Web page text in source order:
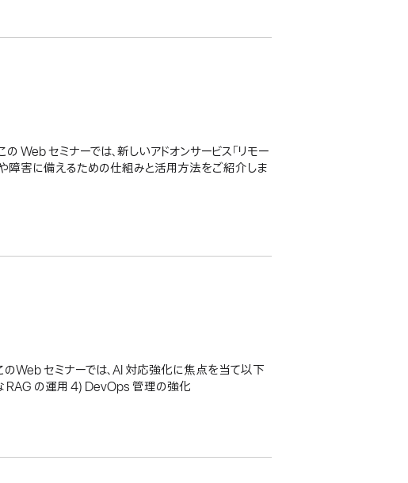
セミナーでは、新しいアドオンサービス「リモー
障害に備えるための仕組みと活用方法をご紹介しま
Web セミナーでは、AI 対応強化に焦点を当て以下
RAG の運用 4) DevOps 管理の強化